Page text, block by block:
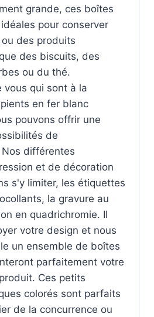
grande, ces boîtes
pour conserver
des produits
des biscuits, des
ou du thé.
vous qui sont à la
en fer blanc
pouvons offrir une
de
différentes
et de décoration
s'y limiter, les étiquettes
la gravure au
en quadrichromie. Il
votre design et nous
un ensemble de boîtes
parfaitement votre
Ces petits
colorés sont parfaits
de la concurrence ou